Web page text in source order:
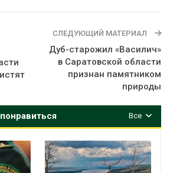
СЛЕДУЮЩИЙ МАТЕРИАЛ
Дуб-старожил «Василич»
в Саратовской области
признан памятником
природы
Все